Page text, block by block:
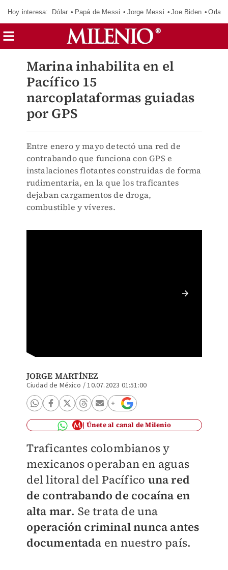
Hoy interesa: Dólar Papá de Messi Jorge Messi Joe Biden
Marina inhabilita en el
Pacífico 15
narcoplataformas guiadas
por GPS
Entre enero y mayo detectó una red de
contrabando que funciona con GPS e
instalaciones flotantes construidas de forma
rudimentaria, en la que los traficantes
dejaban cargamentos de droga,
combustible y víveres.
JORGE MARTÍNEZ
Ciudad de México /10.07.2023 01:51:00
Únete al canal de Milenio
Traficantes colombianos y
mexicanos operaban en aguas
del litoral del Pacífico una red
de contrabando de cocaína en
alta mar. Se trata de una
operación criminal nunca antes
documentada en nuestro país.